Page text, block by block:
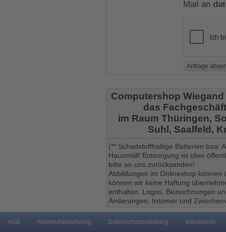
Mail an
Computershop
das
im Raum Thüringen,
Suhl, Saalfeld,
(** Schadstoffhaltige Batterien bzw.
Hausmüll! Entsorgung ist über
bitte an uns zurücksenden!
Abbildungen im Onlineshop
können wir keine Haftung
enthalten. Logos, Bezeichnungen
Änderungen, Irrtümer und
AGB Widerrufsbelehrung Datenschutzerklärung Impressum